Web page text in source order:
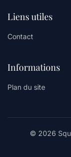
Liens utiles
Contact
Informations
Plan du site
© 2026